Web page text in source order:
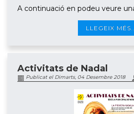
A continuació en podeu veure
LLEGEIX
Activitats de Nadal
Publicat el Dimarts, 04 Desembre 2018